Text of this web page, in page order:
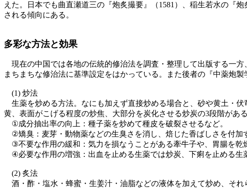
えた。日本でも曲直瀬道三の『炮炙撮要』（1581）、稲生若水の『
される傾向にある。
多彩な方法と効果
現在の中国では各地の伝統的修治法を調査・整理して出版する一
まちまちな修治法に基準設定をはかっている。また後者の『中薬炮
(1) 炒法
生薬を炒める方法。なにも加えず直接炒める場合と、砂や黄土・
黄、表面がこげる程度の炒焦、大部分を炭化させる炒炭の3段階があ
①成分抽出率の向上：種子薬を炒めて種皮を破裂させるなど。
②矯臭：麦芽・動物薬などの生臭さを消し、焙じた香ばしさを付加
③不要な作用の緩和：気力を損なうことがある牽牛子や、胃腸を乾
④必要な作用の増強：出血を止める生薬では炒炭、下痢を止める生
(2) 炙法
酒・酢・塩水・蜂蜜・生姜汁・油脂などの液体を加えて炒め、そ